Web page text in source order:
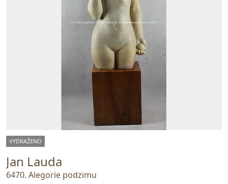
VYDRAŽENO
Jan Lauda
6470. Alegorie podzimu